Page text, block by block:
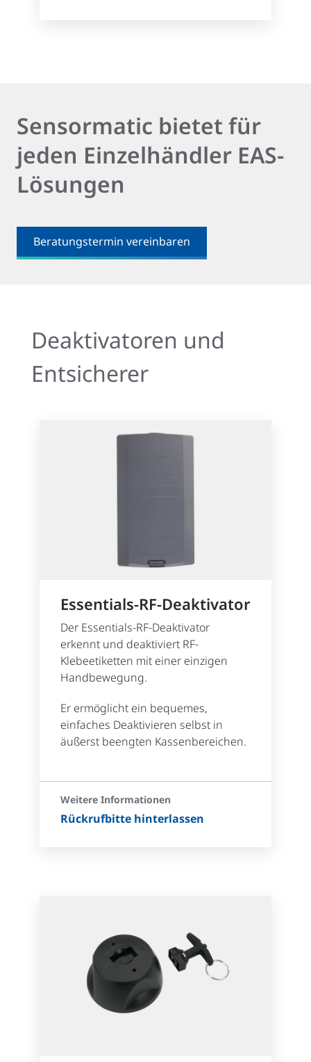
Sensormatic bietet für
jeden Einzelhändler EAS-
Lösungen
Beratungstermin vereinbaren
Deaktivatoren und
Entsicherer
Essentials-RF-Deaktivator
Der Essentials-RF-Deaktivator
erkennt und deaktiviert RF-
Klebeetiketten mit einer einzigen
Handbewegung.
Er ermöglicht ein bequemes,
einfaches Deaktivieren selbst in
äußerst beengten Kassenbereichen.
Weitere Informationen
Rückrufbitte hinterlassen